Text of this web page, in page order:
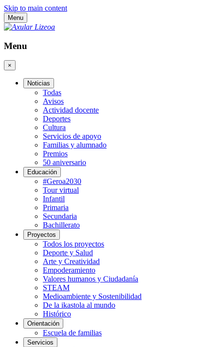
Skip to main content
Menu
Menu
×
Noticias
Todas
Avisos
Actividad docente
Deportes
Cultura
Servicios de apoyo
Familias y alumnado
Premios
50 aniversario
Educación
#Geroa2030
Tour virtual
Infantil
Primaria
Secundaria
Bachillerato
Proyectos
Todos los proyectos
Deporte y Salud
Arte y Creatividad
Empoderamiento
Valores humanos y Ciudadanía
STEAM
Medioambiente y Sostenibilidad
De la ikastola al mundo
Histórico
Orientación
Escuela de familias
Servicios